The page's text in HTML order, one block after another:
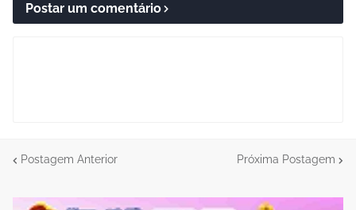
Postar um comentário
Postagem Anterior Próxima Postagem